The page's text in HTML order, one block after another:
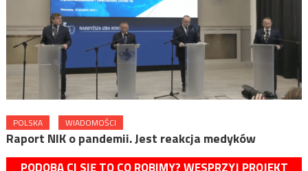
POLSKA WIADOMOŚCI
Raport NIK o pandemii. Jest reakcja medyków